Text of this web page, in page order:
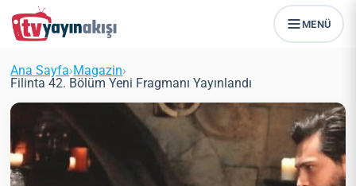
MENÜ
Ana Sayfa›Magazin›
Filinta 42. Bölüm Yeni Fragmanı Yayınlandı